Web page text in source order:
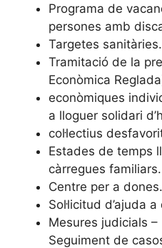
Programa de
persones amb
Targetes sanitàries.
Tramitació de la
Econòmica
econòmiques
a lloguer solidari
col·lectius
Estades de temps
càrregues familiars.
Centre per a
Sol·licitud d’ajuda
Mesures judicials
Seguiment de